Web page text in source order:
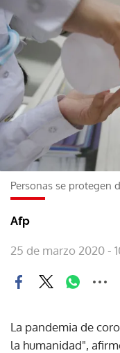
Personas se protegen
Afp
25 de marzo 2020 -
La pandemia de
la humanidad",